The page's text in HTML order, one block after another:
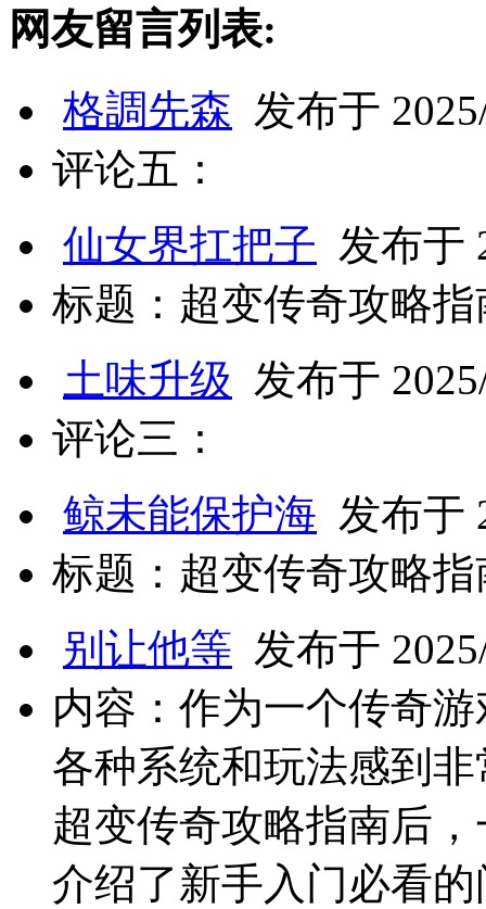
网友留言列表:
格調先森 发布于
评论五：
仙女界扛把子 发布于
标题：超变传奇攻略
土味升级 发布于
评论三：
鲸未能保护海 发布于
标题：超变传奇攻略
别让他等 发布于
内容：作为一个传奇
各种系统和玩法感到
超变传奇攻略指南后
介绍了新手入门必看